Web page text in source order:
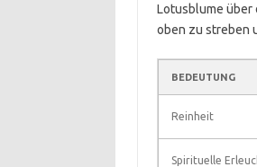
Lotusblume über
oben zu streben
BEDEUTUNG
Reinheit
Spirituelle